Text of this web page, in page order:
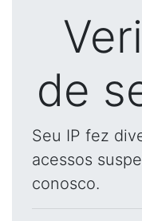
de
Seu IP fez
acessos
conosco.